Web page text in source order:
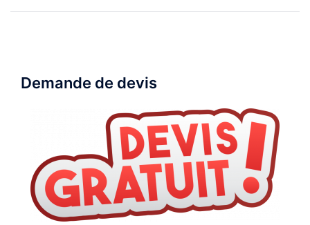
Demande de devis